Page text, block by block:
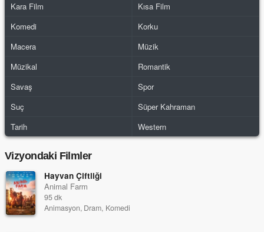
Kara Film
Kısa Film
Komedi
Korku
Macera
Müzik
Müzikal
Romantik
Savaş
Spor
Suç
Süper Kahraman
Tarih
Western
Vizyondaki Filmler
Hayvan Çiftliği
Animal Farm
95 dk
Animasyon, Dram, Komedi